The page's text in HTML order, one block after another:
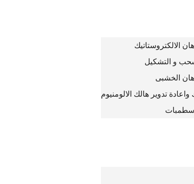
الالكتروستاتيك
و التشكيل
الخشبى
تدوير هالك الالومنيوم